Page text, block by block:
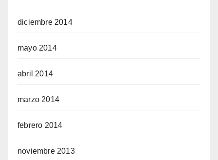
diciembre 2014
mayo 2014
abril 2014
marzo 2014
febrero 2014
noviembre 2013